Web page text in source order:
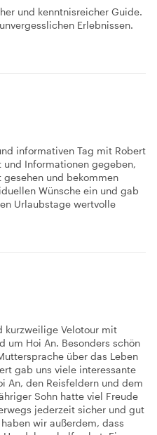
und kenntnisreicher Guide.
Erlebnissen.
informativen Tag mit Robert
Informationen gegeben,
und bekommen
Wünsche ein und gab
Urlaubstage wertvolle
kurzweilige Velotour mit
um Hoi An. Besonders schön
über das Leben
gab uns viele interessante
An, den Reisfeldern und dem
Sohn hatte viel Freude
jederzeit sicher und gut
wir außerdem, dass